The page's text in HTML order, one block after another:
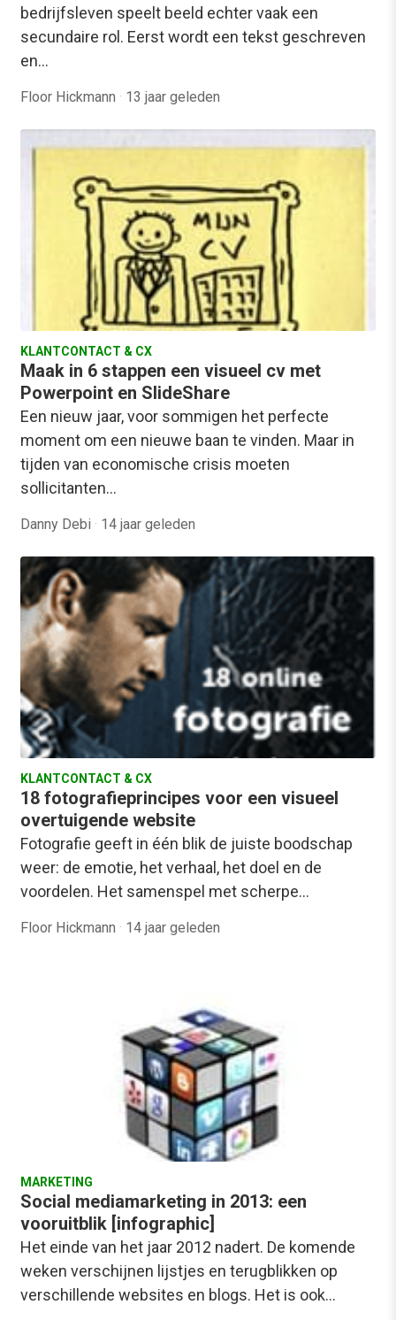
bedrijfsleven speelt beeld echter vaak een
secundaire rol. Eerst wordt een tekst geschreven
en…
Floor Hickmann · 13 jaar geleden
KLANTCONTACT & CX
Maak in 6 stappen een visueel cv met
Powerpoint en SlideShare
Een nieuw jaar, voor sommigen het perfecte
moment om een nieuwe baan te vinden. Maar in
tijden van economische crisis moeten
sollicitanten…
Danny Debi · 14 jaar geleden
KLANTCONTACT & CX
18 fotografieprincipes voor een visueel
overtuigende website
Fotografie geeft in één blik de juiste boodschap
weer: de emotie, het verhaal, het doel en de
voordelen. Het samenspel met scherpe…
Floor Hickmann · 14 jaar geleden
MARKETING
Social mediamarketing in 2013: een
vooruitblik [infographic]
Het einde van het jaar 2012 nadert. De komende
weken verschijnen lijstjes en terugblikken op
verschillende websites en blogs. Het is ook…